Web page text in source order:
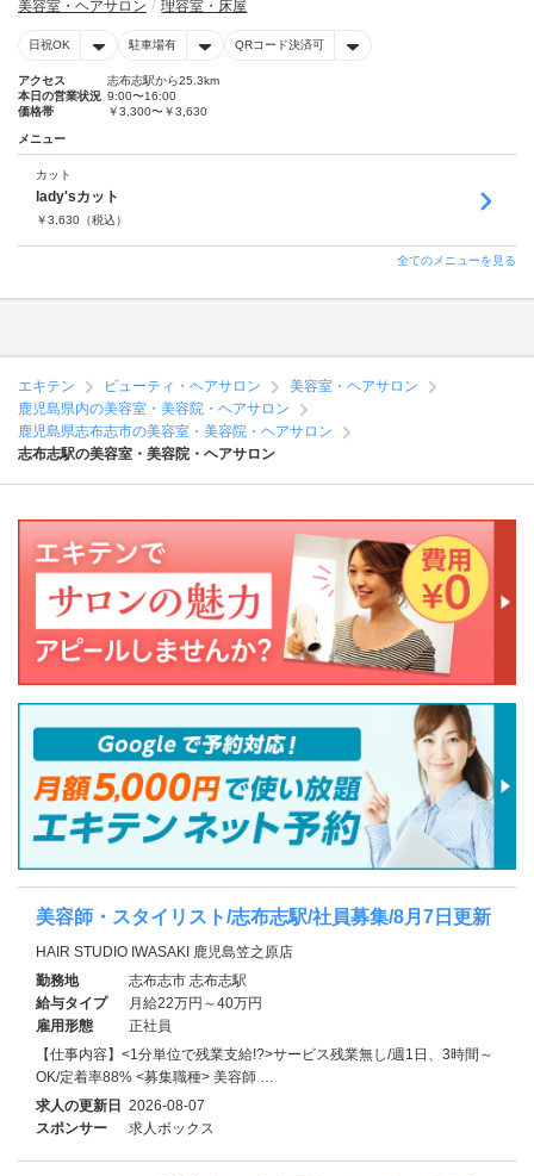
美容室・ヘアサロン 理容室・床屋
日祝OK 駐車場有 QRコード決済可
アクセス
志布志駅から25.3km
本日の営業状況 9:00〜16:00
価格帯
￥3,300〜￥3,630
メニュー
カット
lady'sカット
￥3,630 （税込）
全てのメニューを見る
エキテン ビューティ・ヘアサロン
美容室・ヘアサロン
鹿児島県内の美容室・美容院・ヘアサロン
鹿児島県志布志市の美容室・美容院・ヘアサロン
志布志駅の美容室・美容院・ヘアサロン
美容師・スタイリスト/志布志駅/社員募集/8月7日更新
HAIR STUDIO IWASAKI 鹿児島笠之原店
勤務地
志布志市 志布志駅
給与タイプ
月給22万円～40万円
雇用形態
正社員
【仕事内容】<1分単位で残業支給!?>サービス残業無し/週1日、3時間～
OK/定着率88% <募集職種> 美容師 …
求人の更新日 2026-08-07
スポンサー
求人ボックス